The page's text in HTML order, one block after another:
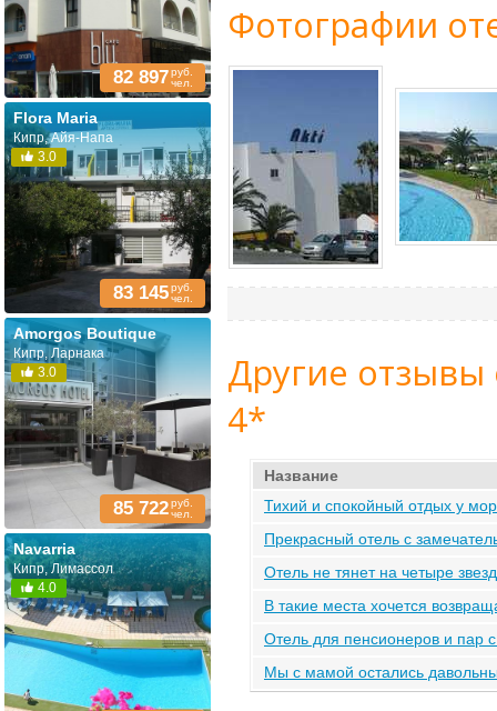
82 897руб.
чел.
Flora Maria
Кипр, Айя-Напа
3.0
83 145руб.
чел.
Amorgos Boutique
Кипр, Ларнака
3.0
85 722руб.
чел.
Navarria
Кипр, Лимассол
4.0
Фотографии
Другие отзывы
4*
Название
Тихий и спокойный отдых у
Прекрасный отель с
Отель не тянет на четыре
В такие места хочется
Отель для пенсионеров и пар
Мы с мамой остались